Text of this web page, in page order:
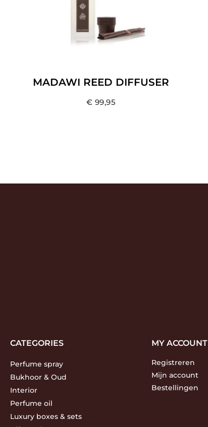
MADAWI REED DIFFUSER
€ 99,95
CATEGORIES
Perfume spray
Bukhoor & Oud
Interior
Perfume oil
Luxury boxes & sets
MY ACCOUNT
Registreren
Mijn account
Bestellingen